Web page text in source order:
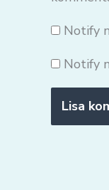
Notify
Notify